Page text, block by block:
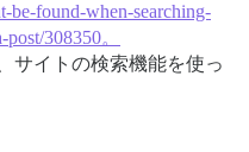
be-found-when-searching-
308350。
サイトの検索機能を使っ